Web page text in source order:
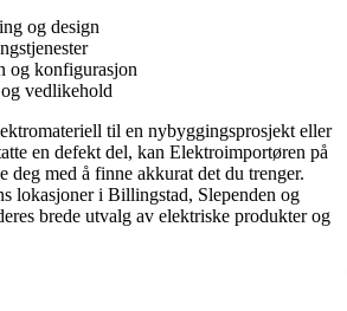
og design
og konfigurasjon
vedlikehold
til en nybyggingsprosjekt eller
en defekt del, kan Elektroimportøren på
deg med å finne akkurat det du trenger.
lokasjoner i Billingstad, Slependen og
brede utvalg av elektriske produkter og